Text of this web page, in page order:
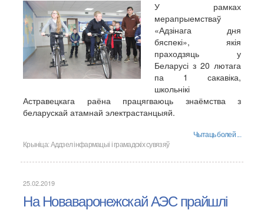
У рамках
мерапрыемстваў
«Адзінага дня
бяспекі», якія
праходзяць у
Беларусі з 20 лютага
па 1 сакавіка,
школьнікі
Астравецкага раёна працягваюць знаёмства з
беларускай атамнай электрастанцыяй.
Чытаць болей ...
Крыніца:Аддзел інфармацыі і грамадскіх сувязяў
25.02.2019
На Новаваронежскай АЭС прайшлі